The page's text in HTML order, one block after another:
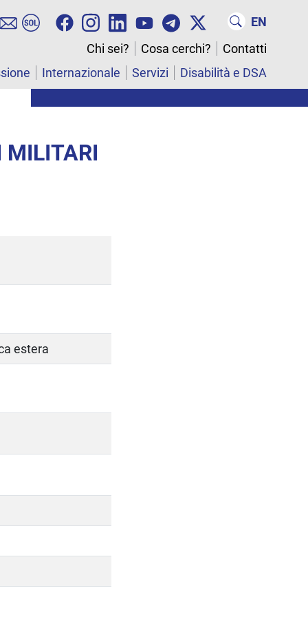
EN
Chi sei?
Cosa cerchi?
Contatti
Internazionale Servizi Disabilità e DSA
MILITARI
estera